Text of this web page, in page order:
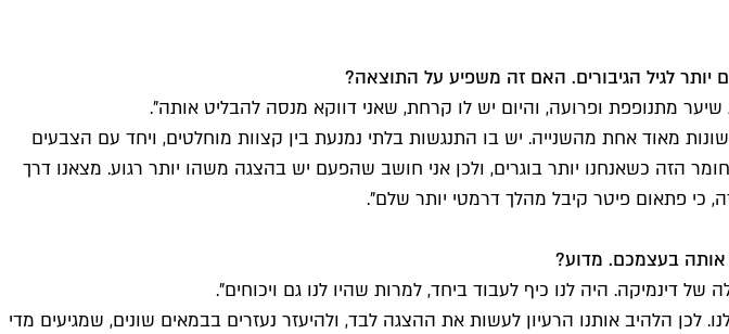
לגיל הגיבורים. האם זה משפיע על התוצאה?
מתנופפת ופרועה, והיום יש לו קרחת, שאני דווקא מנסה להבליט אותה".
מאוד אחת מהשנייה. יש בו התנגשות בלתי נמנעת בין קצוות מוחלטים, ויחד עם הצבעים
הזה כשאנחנו יותר בוגרים, ולכן אני חושב שהפעם יש בהצגה משהו יותר רגוע. מצאנו דרך
כי פתאום פיטר קיבל מהלך דרמטי יותר שלם".
בעצמכם. מדוע?
דינמיקה. היה לנו כיף לעבוד ביחד, למרות שהיו לנו גם ויכוחים".
הלהיב אותנו הרעיון לעשות את ההצגה לבד, ולהיעזר נעזרים בבמאים שונים, שמגיעים מדי